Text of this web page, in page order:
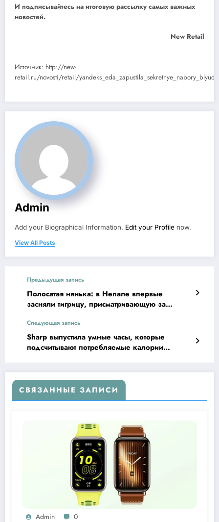
И подписывайтесь на итоговую рассылку самых важных
новостей.
New Retail
Источник: http://new-
retail.ru/novosti/retail/
Admin
Add your Biographical Information. Edit your Profile now.
View All Posts
Предыдущая запись
Полосатая нянька: в Непале впервые
засняли тигрицу, присматривающую за
Следующая запись
Sharp выпустила умные часы, которые
подсчитывают потребляемые калории
СВЯЗАННЫЕ ЗАПИСИ
Admin 0